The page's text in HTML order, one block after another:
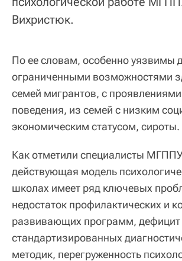
Вихристюк.
По ее словам, особенно уязвимы
ограниченными возможностями
семей мигрантов, с
поведения, из семей с низким
экономическим статусом, сироты.
Как отметили специалисты
действующая модель
школах имеет ряд ключевых
недостаток профилактических и
развивающих программ, дефицит
стандартизированных
методик, перегруженность